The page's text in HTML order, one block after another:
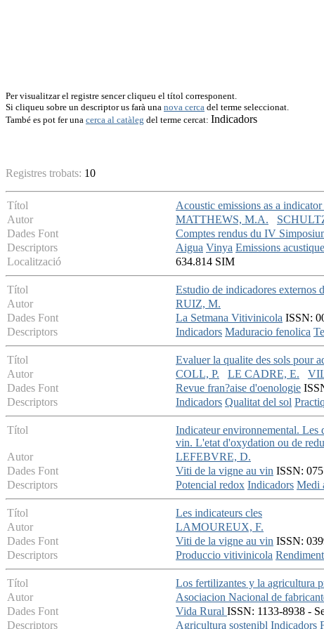
Per visualitzar el registre sencer cliqueu el títol corresponent.
Si cliqueu sobre un descriptor us farà una nova cerca del terme seleccionat.
També es pot fer una cerca al catàleg del terme cercat: Indicadors
Registres trobats: 10
Títol
Acoustic emissions as a
Autor
MATTHEWS, M.A.
Dades Font
Comptes rendus du IV
Descriptors
Aigua Vinya Emissions
Localització
634.814 SIM
Títol
Estudio de indicadores externos
Autor
RUIZ, M.
Dades Font
La Setmana Vitivinicola ISSN:
Descriptors
Indicadors Maduracio fenolica
Títol
Evaluer la qualite des sols pour
Autor
COLL, P. LE CADRE, E.
Dades Font
Revue fran?aise d'oenologie
Descriptors
Indicadors Qualitat del sol
Títol
Indicateur environnemental. Les
vin. L'etat d'oxydation ou de
Autor
LEFEBVRE, D.
Dades Font
Viti de la vigne au vin ISSN:
Descriptors
Potencial redox Indicadors Medi
Títol
Les indicateurs cles
Autor
LAMOUREUX, F.
Dades Font
Viti de la vigne au vin ISSN:
Descriptors
Produccio vitivinicola
Títol
Los fertilizantes y la agricultura
Autor
Asociacion Nacional de
Dades Font
Vida Rural ISSN: 1133-8938 -
Descriptors
Agricultura sostenibl Indicadors